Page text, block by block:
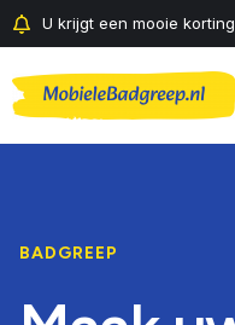
U krijgt een mooie
BADGREEP